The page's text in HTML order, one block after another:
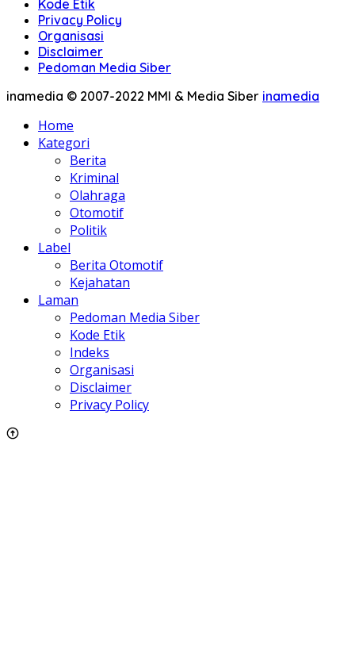
Kode Etik
Privacy Policy
Organisasi
Disclaimer
Pedoman Media Siber
inamedia © 2007-2022 MMI & Media Siber inamedia
Home
Kategori
Berita
Kriminal
Olahraga
Otomotif
Politik
Label
Berita Otomotif
Kejahatan
Laman
Pedoman Media Siber
Kode Etik
Indeks
Organisasi
Disclaimer
Privacy Policy